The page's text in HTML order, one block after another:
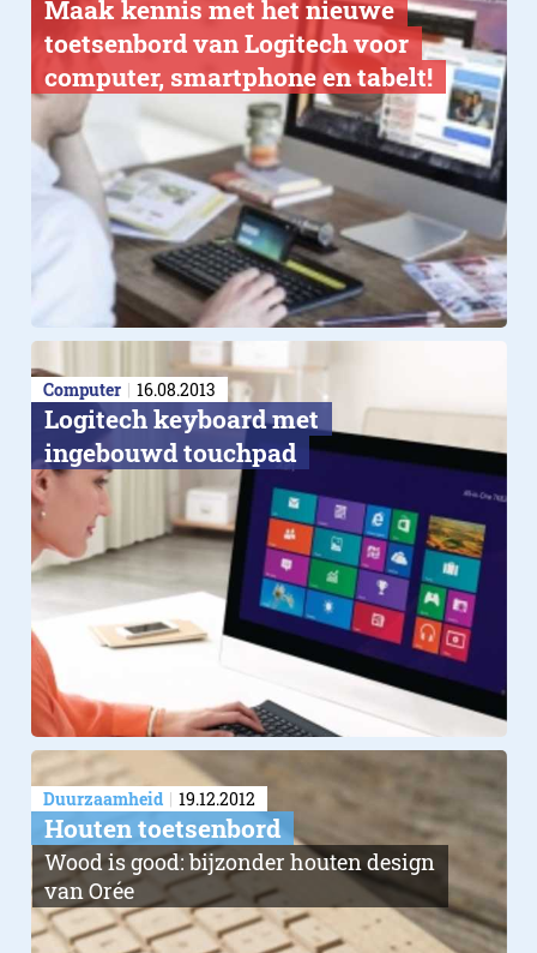
Maak kennis met het nieuwe
toetsenbord van Logitech voor
computer, smartphone en tabelt!
Computer 16.08.2013
Logitech keyboard met
ingebouwd touchpad
Duurzaamheid 19.12.2012
Houten toetsenbord
Wood is good: bijzonder houten design
van Orée